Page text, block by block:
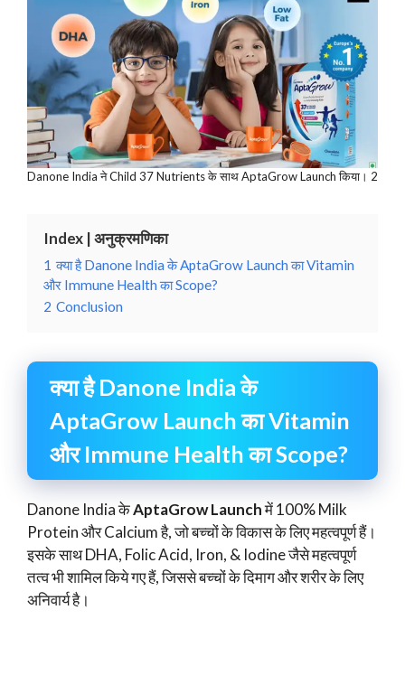
Danone India ने Child 37 Nutrients के साथ AptaGrow Launch किया। 2
Index | अनुक्रमणिका
1 क्या है Danone India के AptaGrow Launch का Vitamin
और Immune Health का Scope?
2 Conclusion
क्या है Danone India के
AptaGrow Launch का Vitamin
और Immune Health का Scope?
Danone India केAptaGrow Launchमें 100% Milk
Protein और Calcium है, जो बच्चों के विकास के लिए महत्वपूर्ण हैं।
इसके साथ DHA, Folic Acid, Iron, & Iodine जैसे महत्वपूर्ण
तत्व भी शामिल किये गए हैं, जिससे बच्चों के दिमाग और शरीर के लिए
अनिवार्य है।